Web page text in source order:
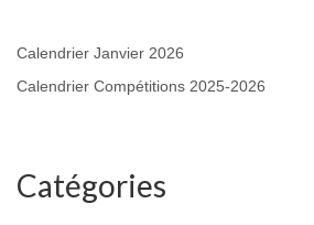
Calendrier Janvier 2026
Calendrier Compétitions 2025-2026
Catégories